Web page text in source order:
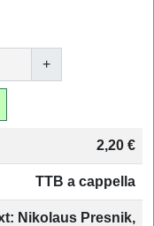
+
2,20 €
TTB a cappella
Nikolaus Presnik,